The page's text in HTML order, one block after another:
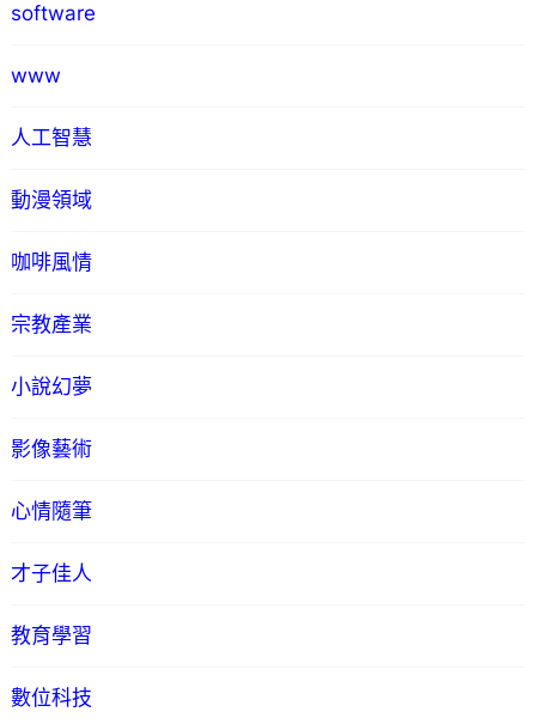
software
www
人工智慧
動漫領域
咖啡風情
宗教產業
小說幻夢
影像藝術
心情隨筆
才子佳人
教育學習
數位科技